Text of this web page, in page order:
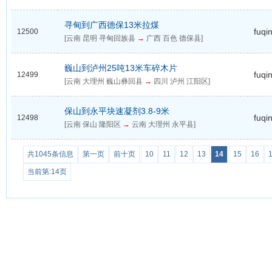
12500
寻甸到广西德保13米拉煤
[云南 昆明 寻甸回族县 → 广西 百色 德保县]
12499
巍山到泸州25吨13米车碎木片
[云南 大理州 巍山彝回县 → 四川 泸州 江阳区]
12498
保山到永平块速凝剂3.8-9米
[云南 保山 隆阳区 → 云南 大理州 永平县]
共1045条信息 第一页 前十页 10 11 12 13 14 15 16
当前第:14页